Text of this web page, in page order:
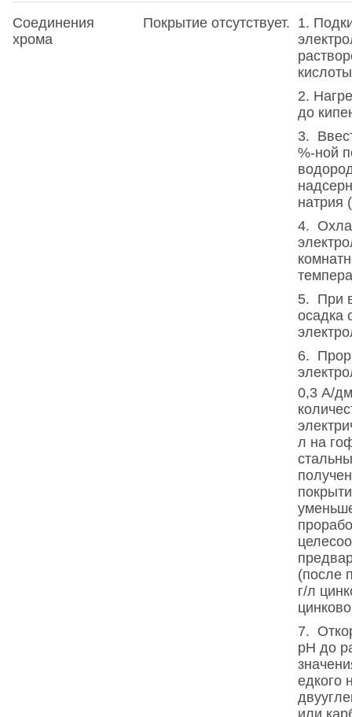
Соединения
хрома
Покрытие отсутствует. 1.
2.
до
3.
%-ной
натрия
4.
5. При
осадка
6.
0,3 А/дм
л на
(после
г/л
7.
pH до
едкого